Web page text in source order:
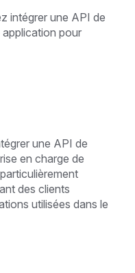
intégrer une API de
pour
une API de
en charge de
des clients
utilisées dans le